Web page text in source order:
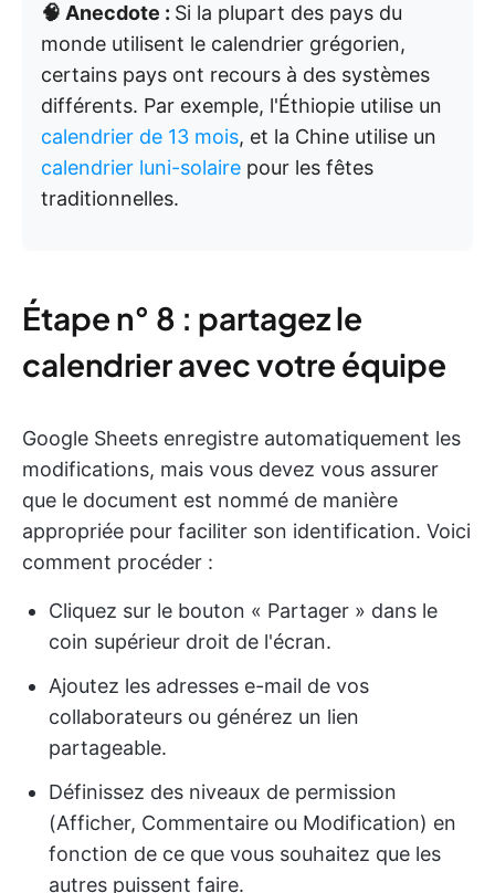
🧠 Anecdote : Si la plupart des pays du
monde utilisent le calendrier grégorien,
certains pays ont recours à des systèmes
différents. Par exemple, l'Éthiopie utilise un
calendrier de 13 mois, et la Chine utilise un
calendrier luni-solaire pour les fêtes
traditionnelles.
Étape n° 8 : partagez le
calendrier avec votre équipe
Google Sheets enregistre automatiquement les
modifications, mais vous devez vous assurer
que le document est nommé de manière
appropriée pour faciliter son identification. Voici
comment procéder :
Cliquez sur le bouton « Partager » dans le
coin supérieur droit de l'écran.
Ajoutez les adresses e-mail de vos
collaborateurs ou générez un lien
partageable.
Définissez des niveaux de permission
(Afficher, Commentaire ou Modification) en
fonction de ce que vous souhaitez que les
autres puissent faire.